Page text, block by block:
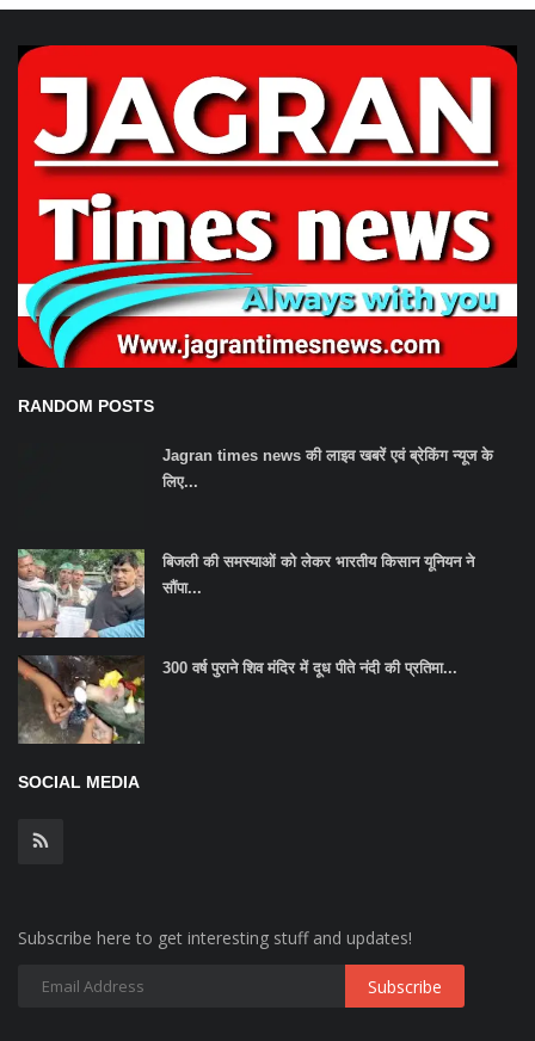
RANDOM POSTS
Jagran times news की लाइव खबरें एवं ब्रेकिंग न्यूज के
लिए...
बिजली की समस्याओं को लेकर भारतीय किसान यूनियन ने
सौंपा...
300 वर्ष पुराने शिव मंदिर में दूध पीते नंदी की प्रतिमा...
SOCIAL MEDIA
Subscribe here to get interesting stuff and updates!